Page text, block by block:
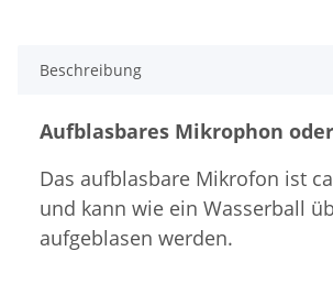
Beschreibung
Aufblasbares Mikrophon
Das aufblasbare Mikrofon ist
und kann wie ein Wasserball
aufgeblasen werden.